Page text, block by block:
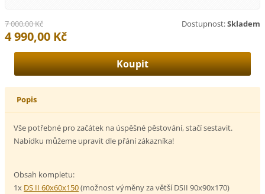
Dostupnost:Skladem
7 000,00 Kč
4 990,00 Kč
Popis
Vše potřebné pro začátek na úspěšné pěstování, stačí sestavit.
Nabídku můžeme upravit dle přání zákazníka!
Obsah kompletu:
1x DS II60x60x150(možnost výměny za větší DSII 90x90x170)